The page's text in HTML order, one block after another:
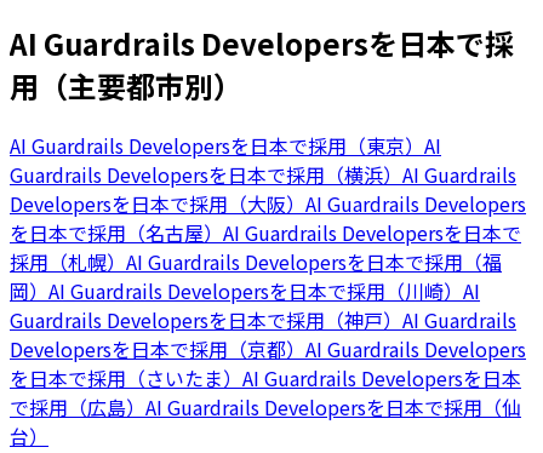
AI Guardrails Developersを日本で採
用（主要都市別）
AI Guardrails Developersを日本で採用（東京） AI
Guardrails Developersを日本で採用（横浜） AI Guardrails
Developersを日本で採用（大阪） AI Guardrails Developers
を日本で採用（名古屋） AI Guardrails Developersを日本で
採用（札幌） AI Guardrails Developersを日本で採用（福
岡） AI Guardrails Developersを日本で採用（川崎） AI
Guardrails Developersを日本で採用（神戸） AI Guardrails
Developersを日本で採用（京都） AI Guardrails Developers
を日本で採用（さいたま） AI Guardrails Developersを日本
で採用（広島） AI Guardrails Developersを日本で採用（仙
台）